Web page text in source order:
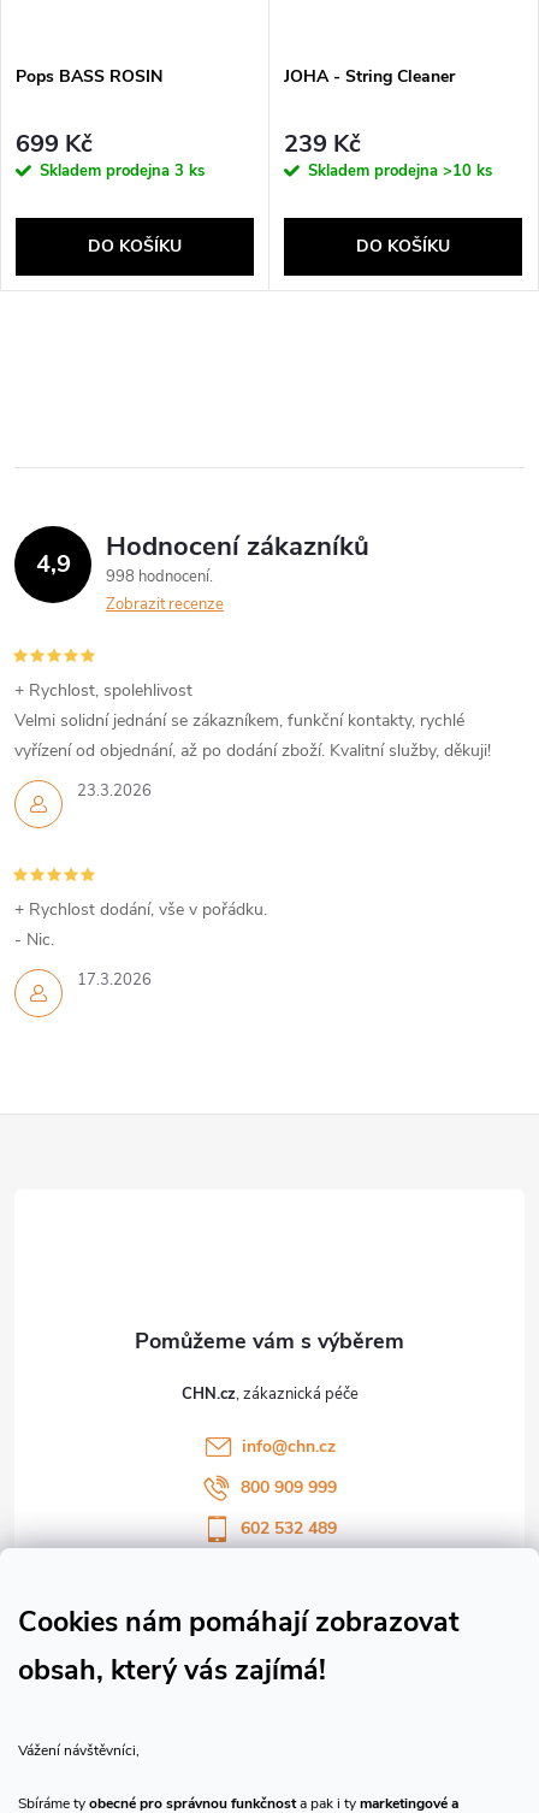
Cookies nám pomáhají zobrazovat
obsah, který vás zajímá!
Vážení návštěvníci,
Sbíráme tyobecné pro správnou funkčnosta pak i tymarketingové a
Pops BASS ROSIN
699 Kč
Skladem prodejna 3 ks
DO KOŠÍKU
JOHA - String Cleaner
239 Kč
Skladem prodejna >10 ks
DO KOŠÍKU
4,9 Hodnocení zákazníků
998 hodnocení
Zobrazit recenze
23.3.2026
+ Rychlost, spolehlivost
Velmi solidní jednání se zákazníkem, funkční kontakty, rychlé
vyřízení od objednání, až po dodání zboží. Kvalitní služby, děkuji!
17.3.2026
+ Rychlost dodání, vše v pořádku.
- Nic.
CHN.cz
info@chn.cz
800 909 999
602 532 489
Sledujte náš vlog CHN_CZ